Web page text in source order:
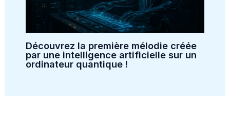
Découvrez la première mélodie créée
par une intelligence artificielle sur un
ordinateur quantique !